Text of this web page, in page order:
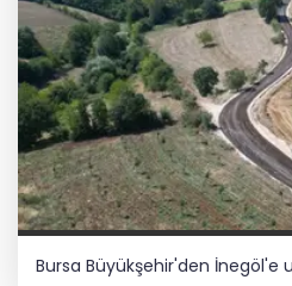
Bursa Büyükşehir'den İnegöl'e